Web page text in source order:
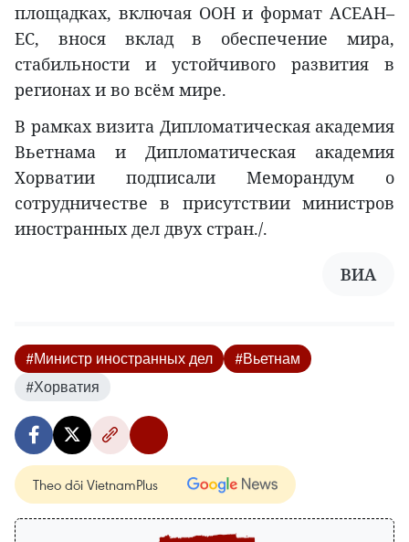
площадках, включая ООН и формат АСЕАН–
ЕС, внося вклад в обеспечение мира,
стабильности и устойчивого развития в
регионах и во всём мире.
В рамках визита Дипломатическая академия
Вьетнама и Дипломатическая академия
Хорватии подписали Меморандум о
сотрудничестве в присутствии министров
иностранных дел двух стран./.
ВИА
#Министр иностранных дел
#Вьетнам
#Хорватия
Theo dõi VietnamPlus